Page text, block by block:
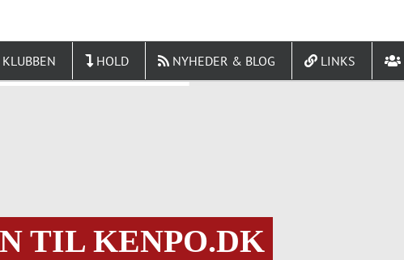
HOLD NYHEDER & BLOG LINKS
TIL KENPO.DK